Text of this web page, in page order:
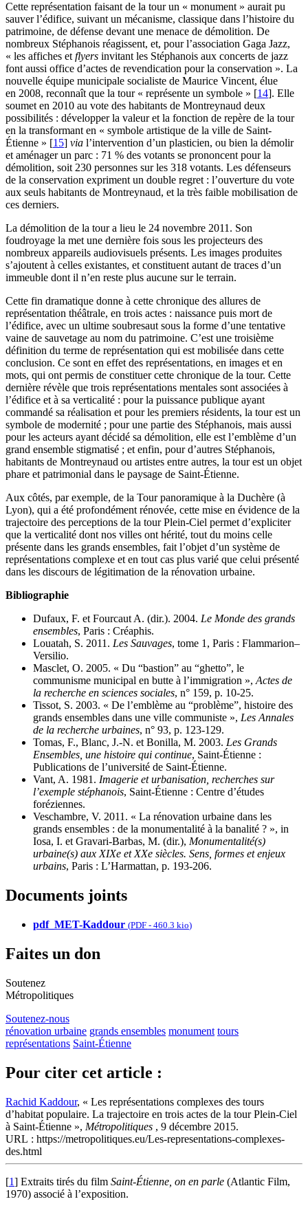
Cette représentation faisant de la tour un « monument » aurait pu
sauver l’édifice, suivant un mécanisme, classique dans l’histoire du
patrimoine, de défense devant une menace de démolition. De
nombreux Stéphanois réagissent, et, pour l’association Gaga Jazz,
« les affiches et flyers invitant les Stéphanois aux concerts de jazz
font aussi office d’actes de revendication pour la conservation ». La
nouvelle équipe municipale socialiste de Maurice Vincent, élue
en 2008, reconnaît que la tour « représente un symbole » [14]. Elle
soumet en 2010 au vote des habitants de Montreynaud deux
possibilités : développer la valeur et la fonction de repère de la tour
en la transformant en « symbole artistique de la ville de Saint-
Étienne » [15] via l’intervention d’un plasticien, ou bien la démolir
et aménager un parc : 71 % des votants se prononcent pour la
démolition, soit 230 personnes sur les 318 votants. Les défenseurs
de la conservation expriment un double regret : l’ouverture du vote
aux seuls habitants de Montreynaud, et la très faible mobilisation de
ces derniers.
La démolition de la tour a lieu le 24 novembre 2011. Son
foudroyage la met une dernière fois sous les projecteurs des
nombreux appareils audiovisuels présents. Les images produites
s’ajoutent à celles existantes, et constituent autant de traces d’un
immeuble dont il n’en reste plus aucune sur le terrain.
Cette fin dramatique donne à cette chronique des allures de
représentation théâtrale, en trois actes : naissance puis mort de
l’édifice, avec un ultime soubresaut sous la forme d’une tentative
vaine de sauvetage au nom du patrimoine. C’est une troisième
définition du terme de représentation qui est mobilisée dans cette
conclusion. Ce sont en effet des représentations, en images et en
mots, qui ont permis de constituer cette chronique de la tour. Cette
dernière révèle que trois représentations mentales sont associées à
l’édifice et à sa verticalité : pour la puissance publique ayant
commandé sa réalisation et pour les premiers résidents, la tour est un
symbole de modernité ; pour une partie des Stéphanois, mais aussi
pour les acteurs ayant décidé sa démolition, elle est l’emblème d’un
grand ensemble stigmatisé ; et enfin, pour d’autres Stéphanois,
habitants de Montreynaud ou artistes entre autres, la tour est un objet
phare et patrimonial dans le paysage de Saint-Étienne.
Aux côtés, par exemple, de la Tour panoramique à la Duchère (à
Lyon), qui a été profondément rénovée, cette mise en évidence de la
trajectoire des perceptions de la tour Plein-Ciel permet d’expliciter
que la verticalité dont nos villes ont hérité, tout du moins celle
présente dans les grands ensembles, fait l’objet d’un système de
représentations complexe et en tout cas plus varié que celui présenté
dans les discours de légitimation de la rénovation urbaine.
Bibliographie
Dufaux, F. et Fourcaut A. (dir.). 2004. Le Monde des grands
ensembles, Paris : Créaphis.
Louatah, S. 2011. Les Sauvages, tome 1, Paris : Flammarion–
Versilio.
Masclet, O. 2005. « Du “bastion” au “ghetto”, le
communisme municipal en butte à l’immigration », Actes de
la recherche en sciences sociales, n° 159, p. 10‑25.
Tissot, S. 2003. « De l’emblème au “problème”, histoire des
grands ensembles dans une ville communiste », Les Annales
de la recherche urbaines, n° 93, p. 123‑129.
Tomas, F., Blanc, J.-N. et Bonilla, M. 2003. Les Grands
Ensembles, une histoire qui continue, Saint-Étienne :
Publications de l’université de Saint-Étienne.
Vant, A. 1981. Imagerie et urbanisation, recherches sur
l’exemple stéphanois, Saint-Étienne : Centre d’études
foréziennes.
Veschambre, V. 2011. « La rénovation urbaine dans les
grands ensembles : de la monumentalité à la banalité ? », in
Iosa, I. et Gravari-Barbas, M. (dir.), Monumentalité(s)
urbaine(s) aux XIXe et XXe siècles. Sens, formes et enjeux
urbains, Paris : L’Harmattan, p. 193‑206.
Documents joints
pdf_MET-Kaddour (PDF - 460.3 kio)
Faites un don
Soutenez
Métropolitiques
Soutenez-nous
rénovation urbaine grands ensembles monument tours
représentations Saint-Étienne
Pour citer cet article :
Rachid Kaddour, « Les représentations complexes des tours
d’habitat populaire. La trajectoire en trois actes de la tour Plein-Ciel
à Saint-Étienne », Métropolitiques , 9 décembre 2015.
URL : https://metropolitiques.eu/Les-representations-complexes-
des.html
[1] Extraits tirés du film Saint-Étienne, on en parle (Atlantic Film,
1970) associé à l’exposition.